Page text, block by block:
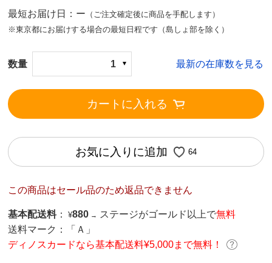
最短お届け日：ー （ご注文確定後に商品を手配します）
※東京都にお届けする場合の最短日程です（島しょ部を除く）
数量 1 最新の在庫数を見る
カートに入れる
お気に入りに追加 64
この商品はセール品のため返品できません
基本配送料 ： ¥880 → ステージがゴールド以上で無料
送料マーク：
「Ａ」
ディノスカードなら基本配送料¥5,000まで無料！